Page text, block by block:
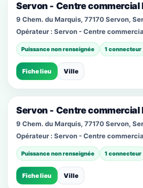
Servon - Centre commercial
9 Chem. du Marquis, 77170 Servon,
Opérateur : Servon - Centre
Puissance non renseignée 1 connecteur
Fiche lieu Ville
Servon - Centre commercial
9 Chem. du Marquis, 77170 Servon,
Opérateur : Servon - Centre
Puissance non renseignée 1 connecteur
Fiche lieu Ville